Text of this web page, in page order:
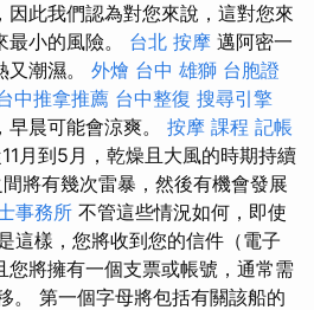
因此我們認為對您來說，這對您來
小的風險。 台北 按摩 邁阿密一
潮濕。 外燴 台中 雄獅 台胞證
中推拿推薦 台中整復 搜尋引擎
晨可能會涼爽。 按摩 課程 記帳
月到5月，乾燥且大風的時期持續
將有幾次雷暴，然後有機會發展
事務所 不管這些情況如何，即使
這樣，您將收到您的信件（電子
您將擁有一個支票或帳號，通常需
。 第一個字母將包括有關該船的